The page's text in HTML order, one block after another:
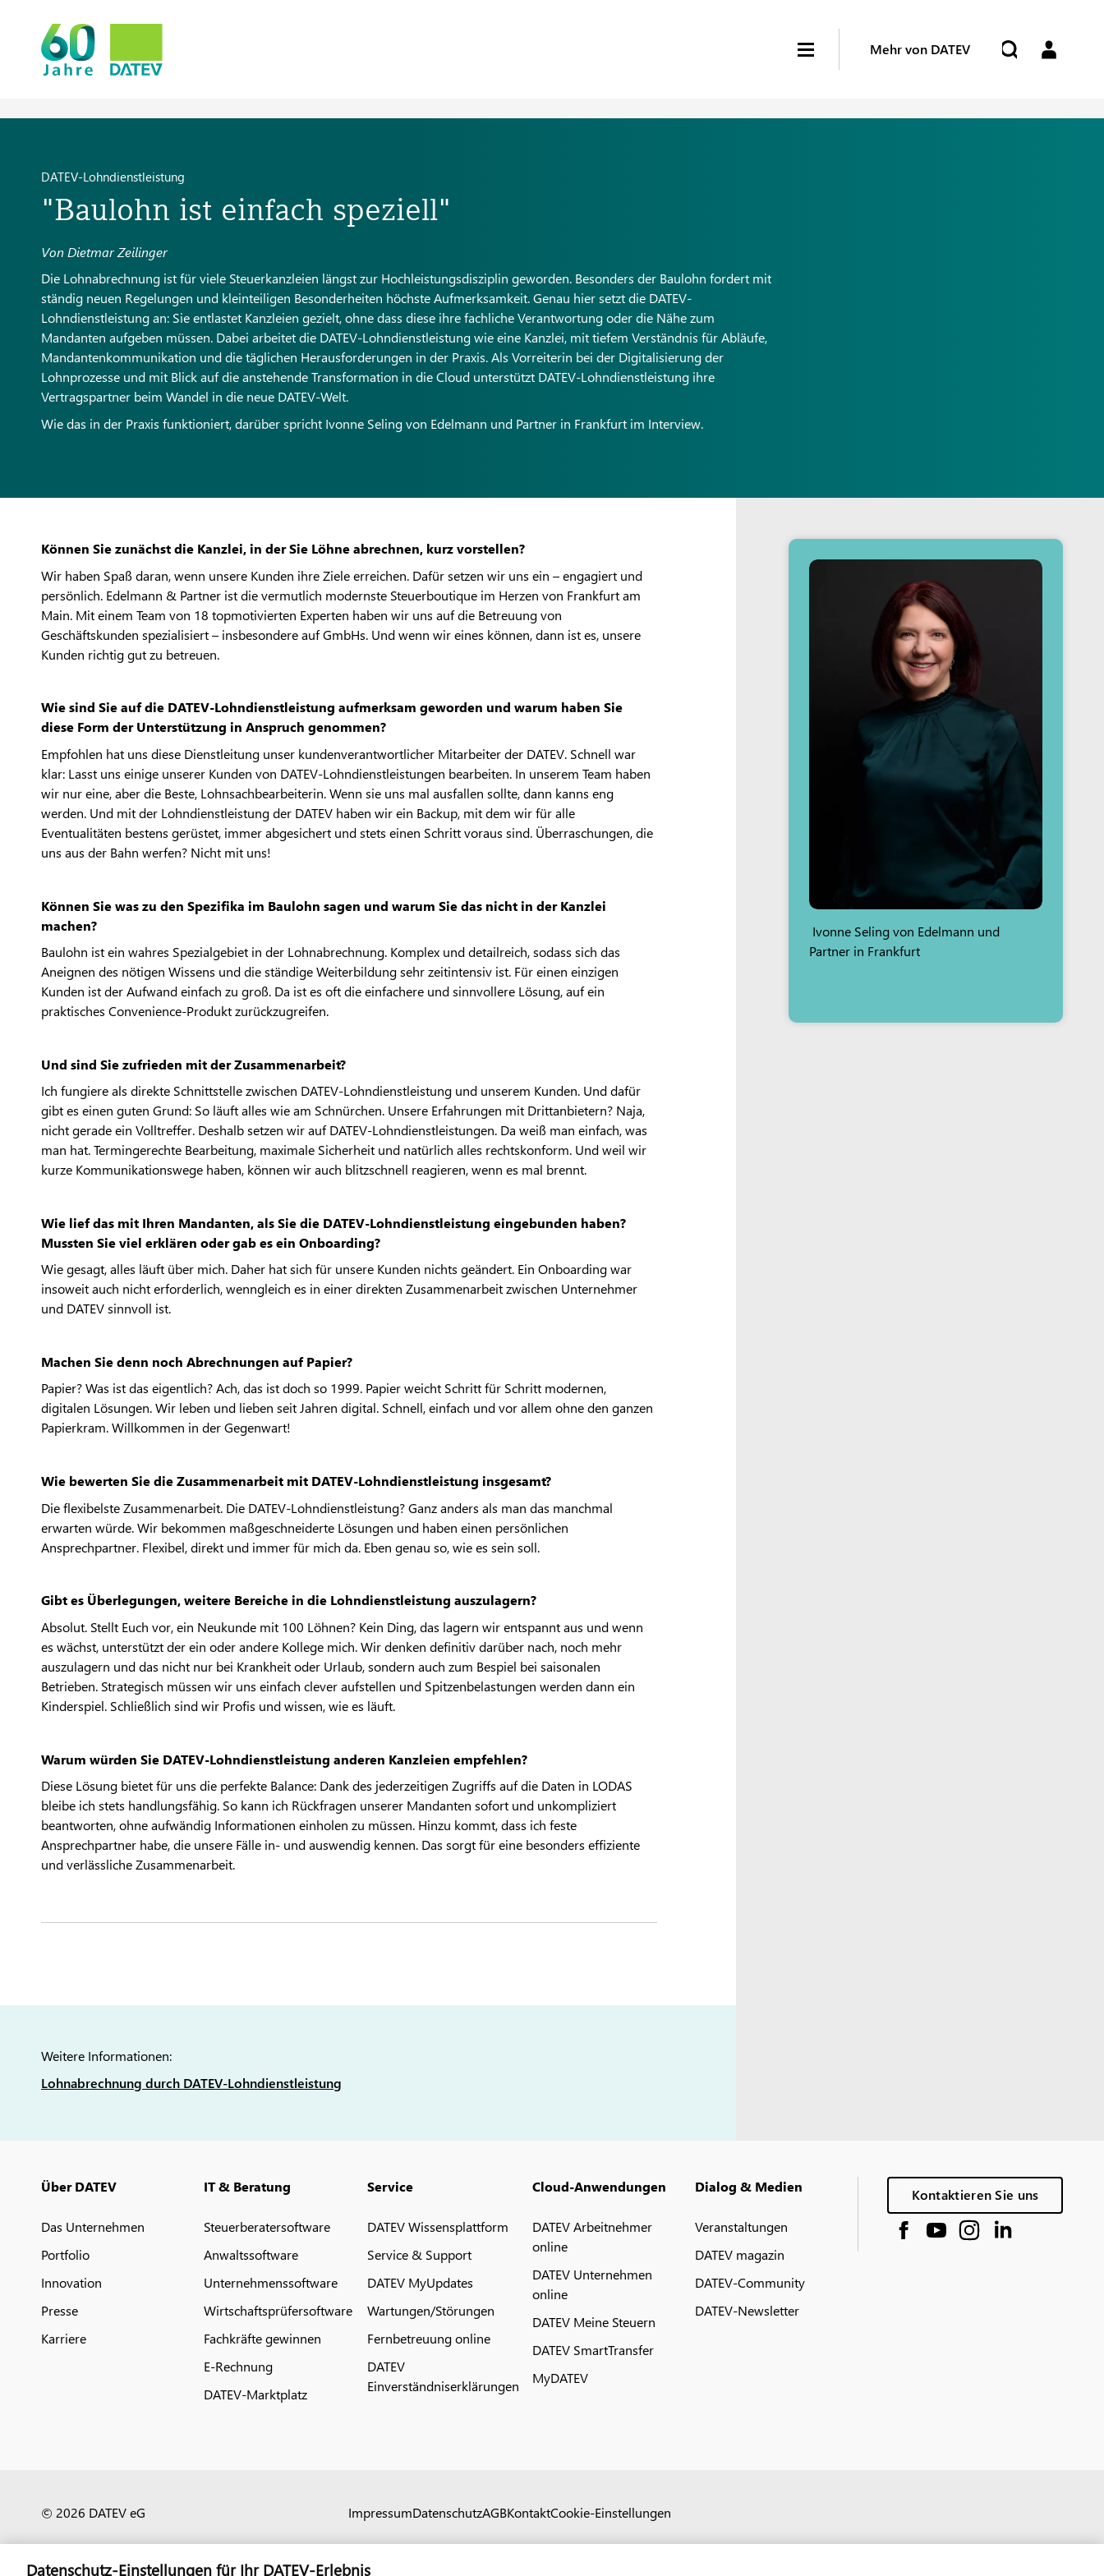
Mehr von DATEV
DATEV-Lohndienstleistung
"Baulohn ist einfach speziell"
Von Dietmar Zeilinger
Die Lohnabrechnung ist für viele Steuerkanzleien längst zur Hochleistungsdisziplin geworden. Besonders der Baulohn fordert mit
ständig neuen Regelungen und kleinteiligen Besonderheiten höchste Aufmerksamkeit. Genau hier setzt die DATEV-
Lohndienstleistung an: Sie entlastet Kanzleien gezielt, ohne dass diese ihre fachliche Verantwortung oder die Nähe zum
Mandanten aufgeben müssen. Dabei arbeitet die DATEV-Lohndienstleistung wie eine Kanzlei, mit tiefem Verständnis für Abläufe,
Mandantenkommunikation und die täglichen Herausforderungen in der Praxis. Als Vorreiterin bei der Digitalisierung der
Lohnprozesse und mit Blick auf die anstehende Transformation in die Cloud unterstützt DATEV-Lohndienstleistung ihre
Vertragspartner beim Wandel in die neue DATEV-Welt.
Wie das in der Praxis funktioniert, darüber spricht Ivonne Seling von Edelmann und Partner in Frankfurt im Interview.
Können Sie zunächst die Kanzlei, in der Sie Löhne abrechnen, kurz vorstellen?
Wir haben Spaß daran, wenn unsere Kunden ihre Ziele erreichen. Dafür setzen wir uns ein – engagiert und
persönlich. Edelmann & Partner ist die vermutlich modernste Steuerboutique im Herzen von Frankfurt am
Main. Mit einem Team von 18 topmotivierten Experten haben wir uns auf die Betreuung von
Geschäftskunden spezialisiert – insbesondere auf GmbHs. Und wenn wir eines können, dann ist es, unsere
Kunden richtig gut zu betreuen.
Wie sind Sie auf die DATEV-Lohndienstleistung aufmerksam geworden und warum haben Sie
diese Form der Unterstützung in Anspruch genommen?
Empfohlen hat uns diese Dienstleitung unser kundenverantwortlicher Mitarbeiter der DATEV. Schnell war
klar: Lasst uns einige unserer Kunden von DATEV-Lohndienstleistungen bearbeiten. In unserem Team haben
wir nur eine, aber die Beste, Lohnsachbearbeiterin. Wenn sie uns mal ausfallen sollte, dann kanns eng
werden. Und mit der Lohndienstleistung der DATEV haben wir ein Backup, mit dem wir für alle
Eventualitäten bestens gerüstet, immer abgesichert und stets einen Schritt voraus sind. Überraschungen, die
uns aus der Bahn werfen? Nicht mit uns!
Können Sie was zu den Spezifika im Baulohn sagen und warum Sie das nicht in der Kanzlei
machen?
Baulohn ist ein wahres Spezialgebiet in der Lohnabrechnung. Komplex und detailreich, sodass sich das
Aneignen des nötigen Wissens und die ständige Weiterbildung sehr zeitintensiv ist. Für einen einzigen
Kunden ist der Aufwand einfach zu groß. Da ist es oft die einfachere und sinnvollere Lösung, auf ein
praktisches Convenience-Produkt zurückzugreifen.
Und sind Sie zufrieden mit der Zusammenarbeit?
Ich fungiere als direkte Schnittstelle zwischen DATEV-Lohndienstleistung und unserem Kunden. Und dafür
gibt es einen guten Grund: So läuft alles wie am Schnürchen. Unsere Erfahrungen mit Drittanbietern? Naja,
nicht gerade ein Volltreffer. Deshalb setzen wir auf DATEV-Lohndienstleistungen. Da weiß man einfach, was
man hat. Termingerechte Bearbeitung, maximale Sicherheit und natürlich alles rechtskonform. Und weil wir
kurze Kommunikationswege haben, können wir auch blitzschnell reagieren, wenn es mal brennt.
Wie lief das mit Ihren Mandanten, als Sie die DATEV-Lohndienstleistung eingebunden haben?
Mussten Sie viel erklären oder gab es ein Onboarding?
Wie gesagt, alles läuft über mich. Daher hat sich für unsere Kunden nichts geändert. Ein Onboarding war
insoweit auch nicht erforderlich, wenngleich es in einer direkten Zusammenarbeit zwischen Unternehmer
und DATEV sinnvoll ist.
Machen Sie denn noch Abrechnungen auf Papier?
Papier? Was ist das eigentlich? Ach, das ist doch so 1999. Papier weicht Schritt für Schritt modernen,
digitalen Lösungen. Wir leben und lieben seit Jahren digital. Schnell, einfach und vor allem ohne den ganzen
Papierkram. Willkommen in der Gegenwart!
Wie bewerten Sie die Zusammenarbeit mit DATEV-Lohndienstleistung insgesamt?
Die flexibelste Zusammenarbeit. Die DATEV-Lohndienstleistung? Ganz anders als man das manchmal
erwarten würde. Wir bekommen maßgeschneiderte Lösungen und haben einen persönlichen
Ansprechpartner. Flexibel, direkt und immer für mich da. Eben genau so, wie es sein soll.
Gibt es Überlegungen, weitere Bereiche in die Lohndienstleistung auszulagern?
Absolut. Stellt Euch vor, ein Neukunde mit 100 Löhnen? Kein Ding, das lagern wir entspannt aus und wenn
es wächst, unterstützt der ein oder andere Kollege mich. Wir denken definitiv darüber nach, noch mehr
auszulagern und das nicht nur bei Krankheit oder Urlaub, sondern auch zum Bespiel bei saisonalen
Betrieben. Strategisch müssen wir uns einfach clever aufstellen und Spitzenbelastungen werden dann ein
Kinderspiel. Schließlich sind wir Profis und wissen, wie es läuft.
Warum würden Sie DATEV-Lohndienstleistung anderen Kanzleien empfehlen?
Diese Lösung bietet für uns die perfekte Balance: Dank des jederzeitigen Zugriffs auf die Daten in LODAS
bleibe ich stets handlungsfähig. So kann ich Rückfragen unserer Mandanten sofort und unkompliziert
beantworten, ohne aufwändig Informationen einholen zu müssen. Hinzu kommt, dass ich feste
Ansprechpartner habe, die unsere Fälle in- und auswendig kennen. Das sorgt für eine besonders effiziente
und verlässliche Zusammenarbeit.
Weitere Informationen:
Lohnabrechnung durch DATEV-Lohndienstleistung
Ivonne Seling von Edelmann und
Partner in Frankfurt
Über DATEV
Das Unternehmen
Portfolio
Innovation
Presse
Karriere
IT & Beratung
Steuerberatersoftware
Anwaltssoftware
Unternehmenssoftware
Wirtschaftsprüfersoftware
Fachkräfte gewinnen
E-Rechnung
DATEV-Marktplatz
Service
DATEV Wissensplattform
Service & Support
DATEV MyUpdates
Wartungen/Störungen
Fernbetreuung online
DATEV
Einverständniserklärungen
Cloud-Anwendungen
DATEV Arbeitnehmer
online
DATEV Unternehmen
online
DATEV Meine Steuern
DATEV SmartTransfer
MyDATEV
Dialog & Medien
Veranstaltungen
DATEV magazin
DATEV-Community
DATEV-Newsletter
Kontaktieren Sie uns
© 2026 DATEV eG ImpressumDatenschutzAGBKontaktCookie-Einstellungen
Datenschutz-Einstellungen für Ihr DATEV-Erlebnis